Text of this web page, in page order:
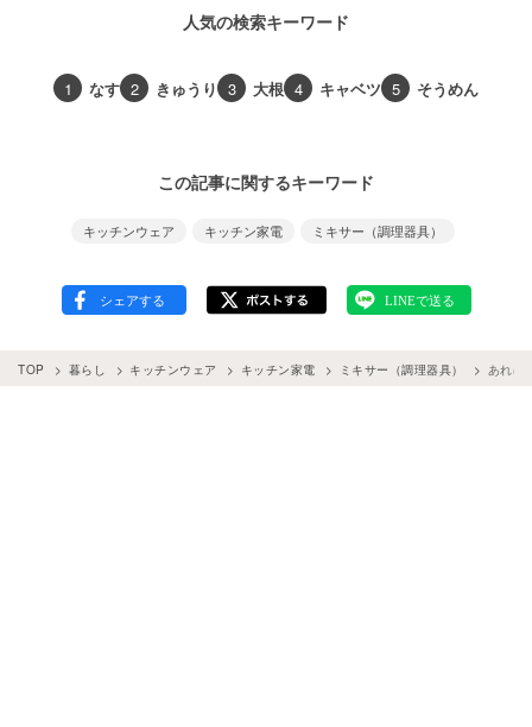
人気の検索キーワード
1 なす 2 きゅうり 3 大根 4 キャベツ 5 そうめん
この記事に関するキーワード
キッチンウェア キッチン家電 ミキサー（調理器具）
TOP 暮らし キッチンウェア キッチン家電 ミキサー（調理器具） あれば